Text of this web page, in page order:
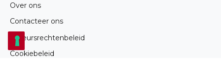
Over ons
Contacteer ons
Auteursrechtenbeleid
Cookiebeleid